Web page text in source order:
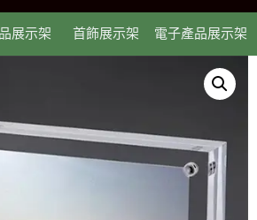
展示架 首飾展示架 電子產品展示架